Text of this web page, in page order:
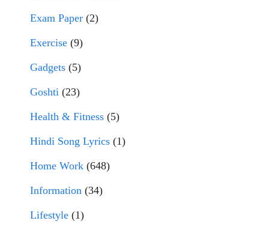
Exam Paper (2)
Exercise (9)
Gadgets (5)
Goshti (23)
Health & Fitness (5)
Hindi Song Lyrics (1)
Home Work (648)
Information (34)
Lifestyle (1)